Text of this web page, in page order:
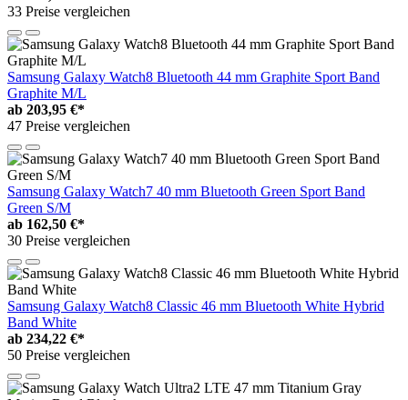
33 Preise vergleichen
Samsung Galaxy Watch8 Bluetooth 44 mm Graphite Sport Band
Graphite M/L
ab 203,95 €*
47 Preise vergleichen
Samsung Galaxy Watch7 40 mm Bluetooth Green Sport Band
Green S/M
ab 162,50 €*
30 Preise vergleichen
Samsung Galaxy Watch8 Classic 46 mm Bluetooth White Hybrid
Band White
ab 234,22 €*
50 Preise vergleichen